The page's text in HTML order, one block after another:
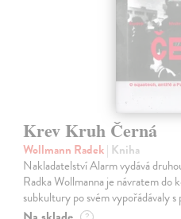
Krev Kruh Černá
Wollmann Radek| Kniha
Nakladatelství Alarm vydává
Radka Wollmanna je návratem do
subkultury po svém vypořádávaly